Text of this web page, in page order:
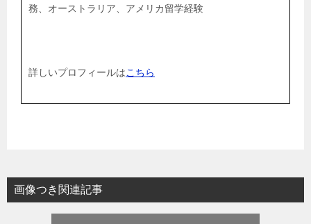
務、オーストラリア、アメリカ留学経験
詳しいプロフィールはこちら
画像つき関連記事